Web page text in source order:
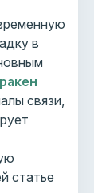
в
связи,
статье